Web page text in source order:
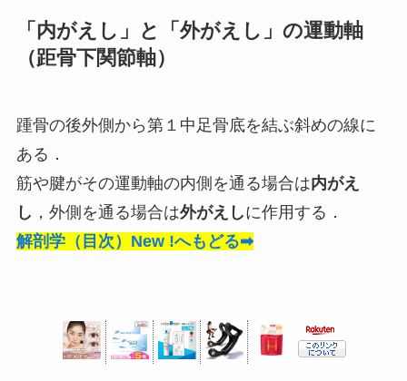
「内がえし」と「外がえし」の運動軸
（距骨下関節軸）
踵骨の後外側から第１中足骨底を結ぶ斜めの線に
ある．
筋や腱がその運動軸の内側を通る場合は内がえ
し ，外側を通る場合は外がえしに作用する．
解剖学（目次）New !へもどる➡